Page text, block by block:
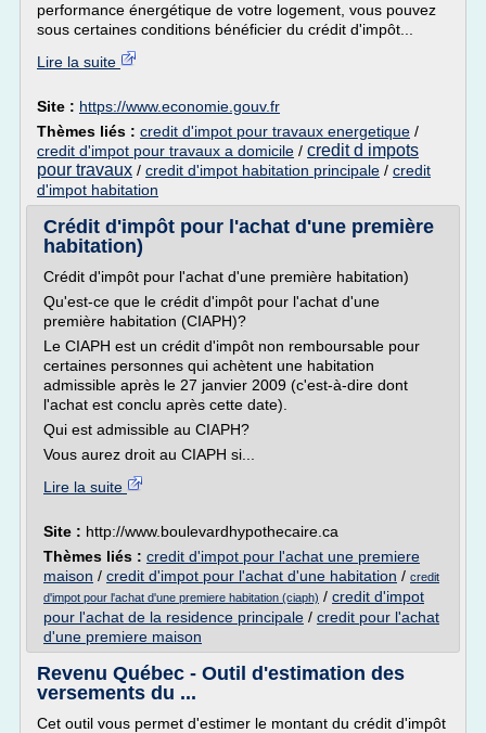
performance énergétique de votre logement, vous pouvez
sous certaines conditions bénéficier du crédit d'impôt...
Lire la suite
Site : https://www.economie.gouv.fr
Thèmes liés : credit d'impot pour travaux energetique /
credit d'impot pour travaux a domicile / credit d impots
pour travaux / credit d'impot habitation principale / credit
d'impot habitation
Crédit d'impôt pour l'achat d'une première
habitation)
Crédit d'impôt pour l'achat d'une première habitation)
Qu'est-ce que le crédit d'impôt pour l'achat d'une
première habitation (CIAPH)?
Le CIAPH est un crédit d'impôt non remboursable pour
certaines personnes qui achètent une habitation
admissible après le 27 janvier 2009 (c'est-à-dire dont
l'achat est conclu après cette date).
Qui est admissible au CIAPH?
Vous aurez droit au CIAPH si...
Lire la suite
Site : http://www.boulevardhypothecaire.ca
Thèmes liés : credit d'impot pour l'achat une premiere
maison / credit d'impot pour l'achat d'une habitation / credit
d'impot pour l'achat d'une premiere habitation (ciaph) / credit d'impot
pour l'achat de la residence principale / credit pour l'achat
d'une premiere maison
Revenu Québec - Outil d'estimation des
versements du ...
Cet outil vous permet d'estimer le montant du crédit d'impôt